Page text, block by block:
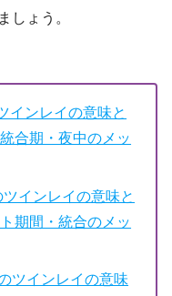
しょう。
インレイの意味と
合期・夜中のメッ
インレイの意味と
期間・統合のメッ
ツインレイの意味